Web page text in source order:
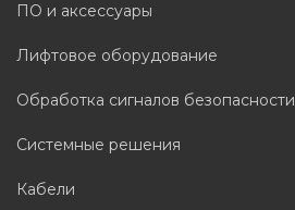
ПО и аксессуары
Лифтовое оборудование
Обработка сигналов безопасности
Системные решения
Кабели